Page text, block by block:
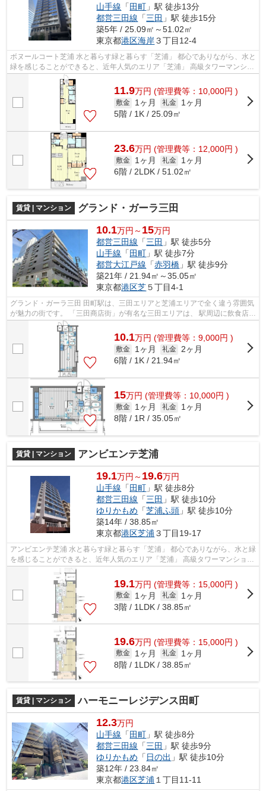
山手線 「 田町 」駅 徒歩13分
都営三田線 「三田 」駅 徒歩15分
築5年 / 25.09㎡～51.02㎡
東京都港区海岸３丁目12-4
ボヌールコート芝浦 水と暮らす緑と暮らす「芝浦」 都心でありながら、水と
緑を感じることができると、近年人気のエリア「芝浦」 高級タワーマンショ
ンも多く建設され、新駅建設の...
11.9万円 (管理費等：10,000円 )
敷金 1ヶ月 礼金
1ヶ月
5階 / 1K / 25.09㎡
23.6万円 (管理費等：12,000円 )
敷金 1ヶ月 礼金
1ヶ月
6階 / 2LDK / 51.02㎡
賃貸 | マンション グランド・ガーラ三田
10.1万円～ 15万円
都営三田線 「三田 」駅 徒歩5分
山手線 「田町 」駅 徒歩7分
都営大江戸線 「赤羽橋 」駅 徒歩9分
築21年 / 21.94㎡～35.05㎡
東京都港区芝５丁目4-1
グランド・ガーラ三田 田町駅は、三田エリアと芝浦エリアで全く違う雰囲気
が魅力の街です。 「三田商店街」が有名な三田エリアは、 駅周辺に飲食店が
集結しており、食事に困ることは...
10.1万円 (管理費等：9,000円 )
敷金 1ヶ月 礼金
2ヶ月
6階 / 1K / 21.94㎡
15万円 (管理費等：10,000円 )
敷金 1ヶ月 礼金
1ヶ月
8階 / 1R / 35.05㎡
賃貸 | マンション アンビエンテ芝浦
19.1万円～ 19.6万円
山手線 「 田町 」駅 徒歩8分
都営三田線 「三田 」駅 徒歩10分
ゆりかもめ 「芝浦ふ頭 」駅 徒歩10分
築14年 / 38.85㎡
東京都港区芝浦 ３丁目19-17
アンビエンテ芝浦 水と暮らす緑と暮らす「芝浦」 都心でありながら、水と緑
を感じることができると、近年人気のエリア「芝浦」 高級タワーマンション
も多く建設され、新駅建設の計...
19.1万円 (管理費等：15,000円 )
敷金 1ヶ月 礼金
1ヶ月
3階 / 1LDK / 38.85㎡
19.6万円 (管理費等：15,000円 )
敷金 1ヶ月 礼金
1ヶ月
8階 / 1LDK / 38.85㎡
賃貸 | マンション ハーモニーレジデンス田町
12.3万円
山手線 「 田町 」駅 徒歩8分
都営三田線 「三田 」駅 徒歩9分
ゆりかもめ 「 日の出 」駅 徒歩10分
築12年 / 23.84㎡
東京都港区芝浦 １丁目11-11